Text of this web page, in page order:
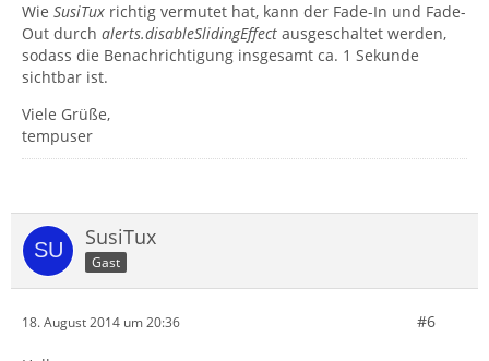
Wie SusiTux richtig vermutet hat, kann der Fade-In und Fade-
Out durch alerts.disableSlidingEffect ausgeschaltet werden,
sodass die Benachrichtigung insgesamt ca. 1 Sekunde
sichtbar ist.
Viele Grüße,
tempuser
SusiTux
Gast
18. August 2014 um 20:36 #6